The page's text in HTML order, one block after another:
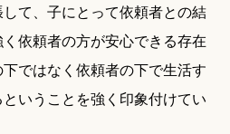
て、子にとって依頼者との結
依頼者の方が安心できる存在
ではなく依頼者の下で生活す
いうことを強く印象付けてい